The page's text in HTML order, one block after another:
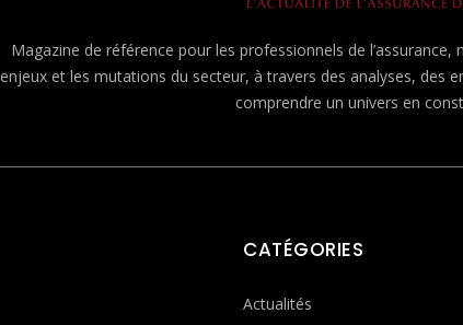
Magazine de référence pour les professionnels de
enjeux et les mutations du secteur, à travers des analyses, des
comprendre un univers en
CATÉGORIES
Actualités